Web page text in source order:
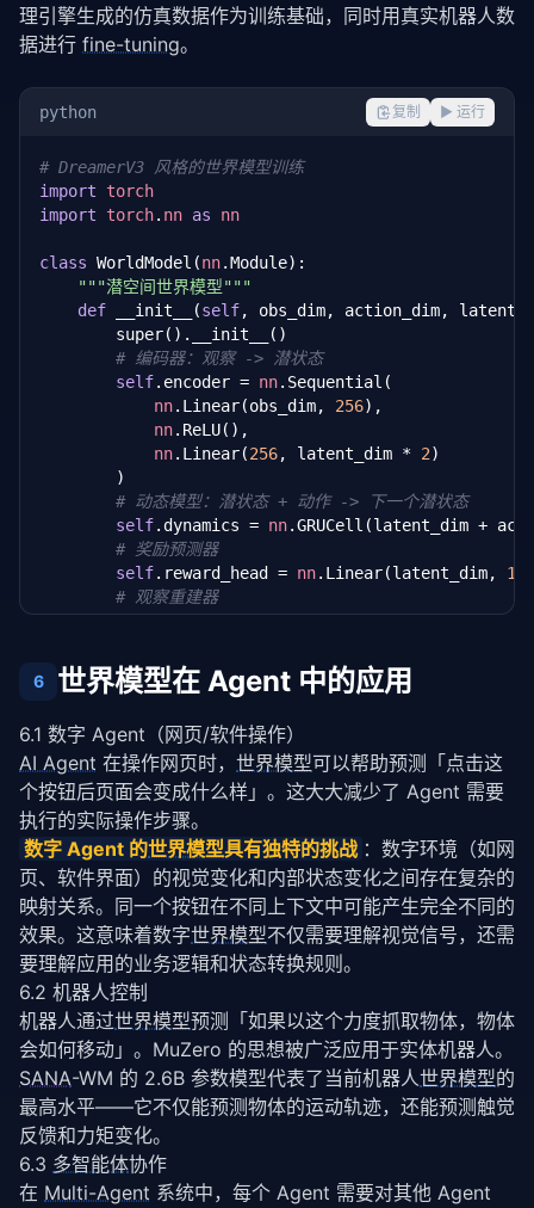
理引擎生成的仿真数据作为训练基础，同时用真实机器人数
据进行 fine-tuning。
python 复制 ▶ 运行
# DreamerV3 风格的世界模型训练
import torch
import torch. nn as nn
class WorldModel(nn.Module):
"""潜空间世界模型"""
def __init__(self, obs_dim, action_dim,
        super().__init__()
# 编码器：观察 -> 潜状态
self.encoder = nn.Sequential(
nn.Linear(obs_dim, 256),
nn.ReLU(),
nn.Linear(256, latent_dim * 2)
        )
# 动态模型：潜状态 + 动作 -> 下一个潜状态
self.dynamics = nn.GRUCell(latent_dim +
# 奖励预测器
self.reward_head = nn.Linear(latent_dim, 1
# 观察重建器
self.decoder = nn.Linear(latent_dim,
def imagine_trajectory( self, h, actions,
"""在世界模型中推演未来轨迹"""
for t in range(horizon):
            h =
self .dynamics( torch.cat([h,
            r =
self.reward_head(h)
            trajectories.append({
return trajectories
6 世界模型在 Agent 中的应用
6.1 数字 Agent（网页/软件操作）
AI Agent 在操作网页时， 世界模型可以帮助预测「点击这
个按钮后页面会变成什么样」。这大大减少了 Agent 需要
执行的实际操作步骤。
数字 Agent 的世界模型具有独特的挑战 ：数字环境（如网
页、软件界面）的视觉变化和内部状态变化之间存在复杂的
映射关系。同一个按钮在不同上下文中可能产生完全不同的
效果。这意味着数字世界模型不仅需要理解视觉信号，还需
要理解应用的业务逻辑和状态转换规则。
6.2 机器人控制
机器人通过世界模型预测「如果以这个力度抓取物体，物体
会如何移动」。MuZero 的思想被广泛应用于实体机器人。
SANA-WM 的 2.6B 参数模型代表了当前机器人世界模型的
最高水平——它不仅能预测物体的运动轨迹，还能预测触觉
反馈和力矩变化。
6.3 多智能体协作
在 Multi-Agent 系统中，每个 Agent 需要对其他 Agent